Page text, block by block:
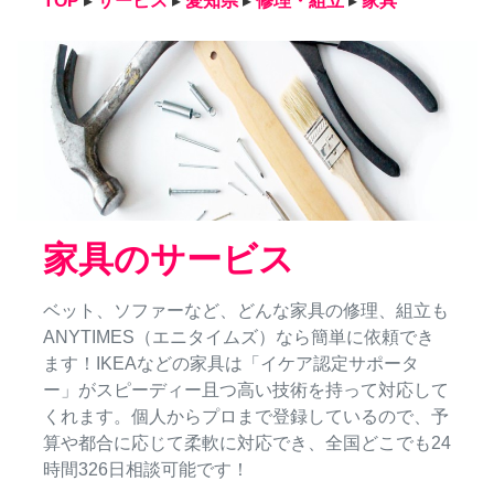
家具のサービス
ベット、ソファーなど、どんな家具の修理、組立も
ANYTIMES（エニタイムズ）なら簡単に依頼でき
ます！IKEAなどの家具は「イケア認定サポータ
ー」がスピーディー且つ高い技術を持って対応して
くれます。個人からプロまで登録しているので、予
算や都合に応じて柔軟に対応でき、全国どこでも24
時間326日相談可能です！